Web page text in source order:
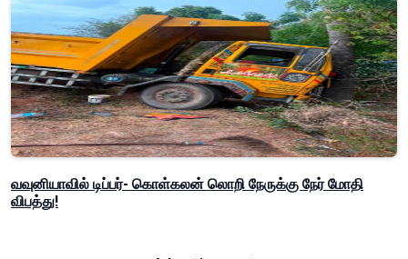
வவுனியாவில் டிப்பர்- கொள்கலன் லொறி நேருக்கு நேர் மோதி
விபத்து!